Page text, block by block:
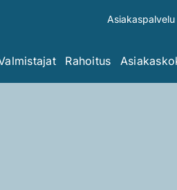
Asiakaspalvelu
Rahoitus